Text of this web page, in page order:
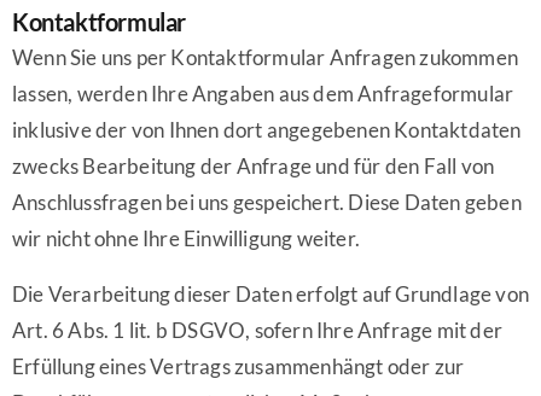
Kontaktformular
Wenn Sie uns per Kontaktformular Anfragen zukommen
lassen, werden Ihre Angaben aus dem Anfrageformular
inklusive der von Ihnen dort angegebenen Kontaktdaten
zwecks Bearbeitung der Anfrage und für den Fall von
Anschlussfragen bei uns gespeichert. Diese Daten geben
wir nicht ohne Ihre Einwilligung weiter.
Die Verarbeitung dieser Daten erfolgt auf Grundlage von
Art. 6 Abs. 1 lit. b DSGVO, sofern Ihre Anfrage mit der
Erfüllung eines Vertrags zusammenhängt oder zur